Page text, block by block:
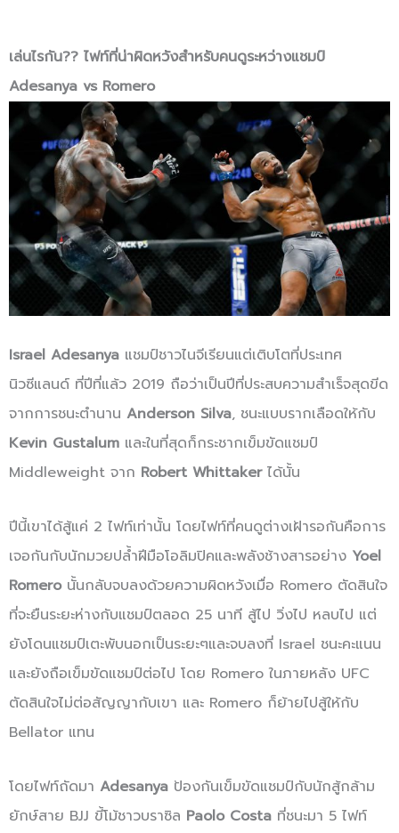
เล่นไรกัน?? ไฟท์ที่น่าผิดหวังสำหรับคนดูระหว่างแชมป์
Adesanya vs Romero
Israel Adesanya แชมป์ชาวไนจีเรียนแต่เติบโตที่ประเทศ
นิวซีแลนด์ ที่ปีที่แล้ว 2019 ถือว่าเป็นปีที่ประสบความสำเร็จสุดขีด
จากการชนะตำนาน Anderson Silva, ชนะแบบรากเลือดให้กับ
Kevin Gustalum และในที่สุดก็กระชากเข็มขัดแชมป์
Middleweight จาก Robert Whittakerได้นั้น
ปีนี้เขาได้สู้แค่ 2 ไฟท์เท่านั้น โดยไฟท์ที่คนดูต่างเฝ้ารอกันคือการ
เจอกันกับนักมวยปล้ำฝีมือโอลิมปิคและพลังช้างสารอย่าง Yoel
Romeroนั้นกลับจบลงด้วยความผิดหวังเมื่อ Romero ตัดสินใจ
ที่จะยืนระยะห่างกับแชมป์ตลอด 25 นาที สู้ไป วิ่งไป หลบไป แต่
ยังโดนแชมป์เตะพับนอกเป็นระยะๆและจบลงที่ Israel ชนะคะแนน
และยังถือเข็มขัดแชมป์ต่อไป โดย Romero ในภายหลัง UFC
ตัดสินใจไม่ต่อสัญญากับเขา และ Romero ก็ย้ายไปสู้ให้กับ
Bellator แทน
โดยไฟท์ถัดมา Adesanya ป้องกันเข็มขัดแชมป์กับนักสู้กล้าม
ยักษ์สาย BJJ ขี้โม้ชาวบราซิล Paolo Costa ที่ชนะมา 5 ไฟท์